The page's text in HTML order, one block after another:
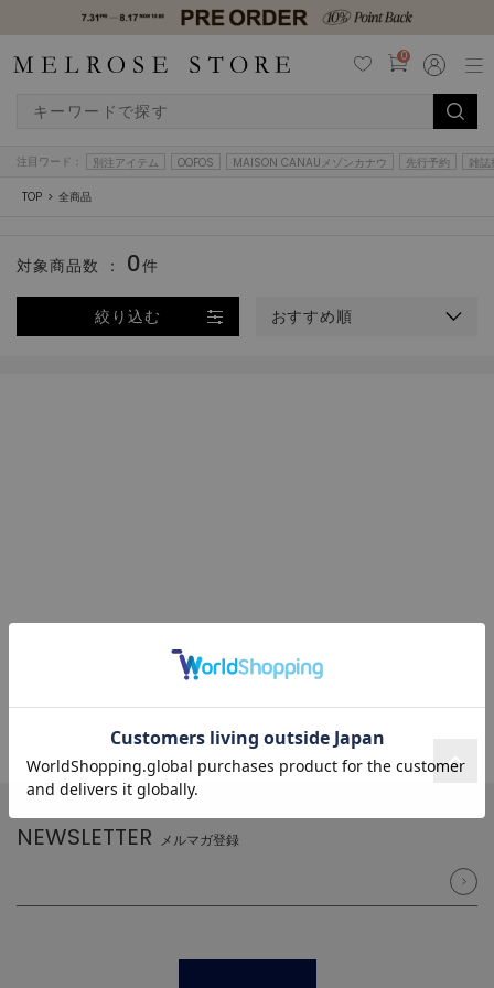
0
注目ワード： 別注アイテム OOFOS MAISON CANAUメゾンカナウ 先行予約 雑誌
TOP 全商品
絞り込む おすすめ順
対象商品数 ： 0件
NEWSLETTER メルマガ登録